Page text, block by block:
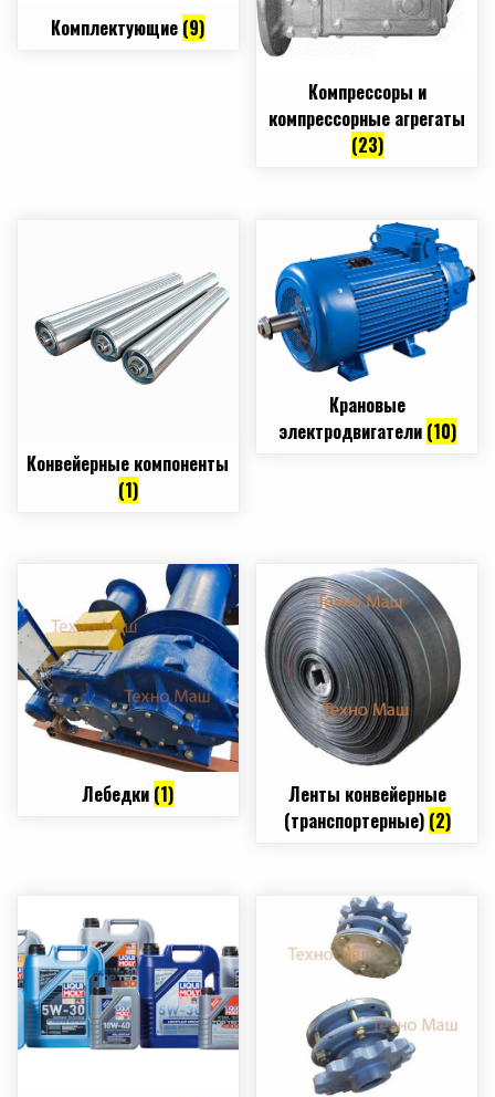
Комплектующие (9)
Компрессоры и
компрессорные агрегаты
(23)
Конвейерные компоненты
(1)
Крановые
электродвигатели (10)
Лебедки (1)
Ленты конвейерные
(транспортерные) (2)